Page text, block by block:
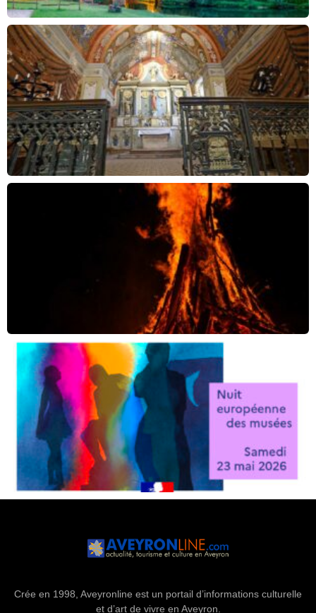
Crée en 1998, Aveyronline est un portail d’informations culturelle
et d’art de vivre en Aveyron.